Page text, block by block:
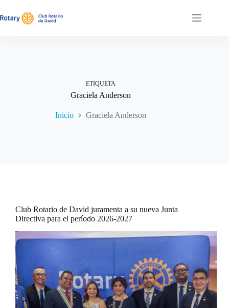
al
contenido
ETIQUETA
Graciela Anderson
Inicio Graciela Anderson
Club Rotario de David juramenta a su nueva Junta
Directiva para el período 2026-2027